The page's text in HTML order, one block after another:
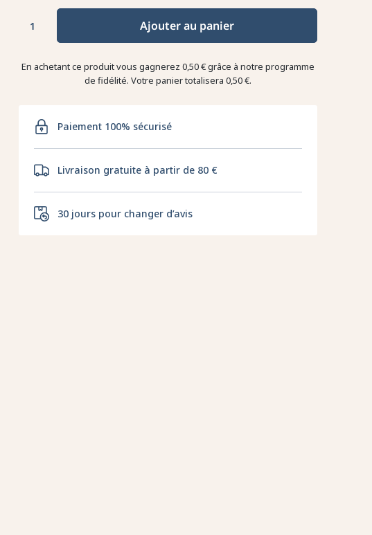
Ajouter au panier
En achetant ce produit vous gagnerez0,50 €grâce à notre programme
de fidélité. Votre panier totalisera0,50 €.
Paiement 100% sécurisé
Livraison gratuite à partir de 80 €
30 jours pour changer d’avis